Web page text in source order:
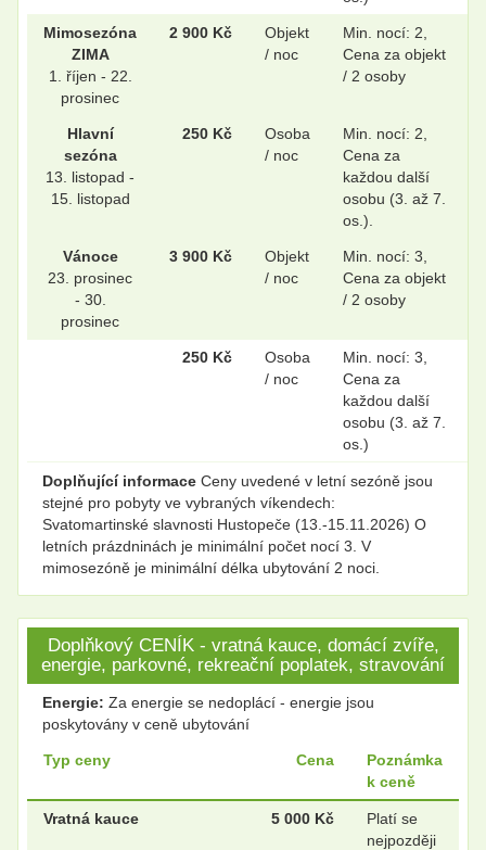
Mimosezóna
ZIMA
1. říjen - 22.
prosinec
2 900 Kč
Objekt
/ noc
Min. nocí: 2,
Cena za objekt
/ 2 osoby
Hlavní
sezóna
13. listopad -
15. listopad
250 Kč
Osoba
/ noc
Min. nocí: 2,
Cena za
každou další
osobu (3. až 7.
os.).
Vánoce
23. prosinec
- 30.
prosinec
3 900 Kč
Objekt
/ noc
Min. nocí: 3,
Cena za objekt
/ 2 osoby
250 Kč
Osoba
/ noc
Min. nocí: 3,
Cena za
každou další
osobu (3. až 7.
os.)
Doplňující informace Ceny uvedené v letní sezóně jsou
stejné pro pobyty ve vybraných víkendech:
Svatomartinské slavnosti Hustopeče (13.-15.11.2026) O
letních prázdninách je minimální počet nocí 3. V
mimosezóně je minimální délka ubytování 2 noci.
Doplňkový CENÍK - vratná kauce, domácí zvíře,
energie, parkovné, rekreační poplatek, stravování
Energie: Za energie se nedoplácí - energie jsou
poskytovány v ceně ubytování
Typ ceny Cena
Poznámka
k ceně
Vratná kauce 5 000 Kč
Platí se
nejpozději